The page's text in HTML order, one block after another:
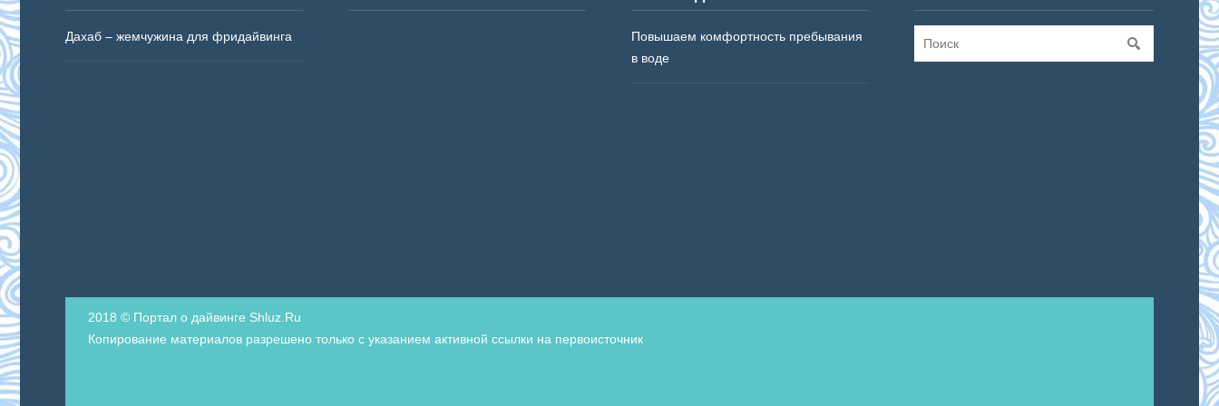
Дахаб – жемчужина для фридайвинга
Повышаем комфортность пребывания
в воде
2018 © Портал о дайвинге Shluz.Ru
Копирование материалов разрешено только с указанием активной ссылки на первоисточник